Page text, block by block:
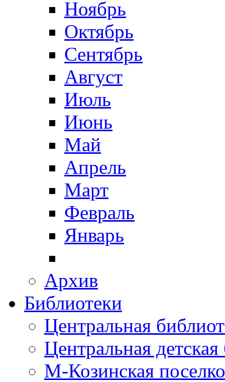
Ноябрь
Октябрь
Сентябрь
Август
Июль
Июнь
Май
Апрель
Март
Февраль
Январь
Архив
Библиотеки
Центральная
Центральная
М-Козинская